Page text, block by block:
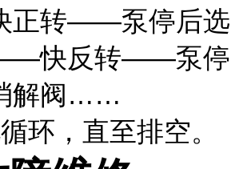
转——泵停后选
快反转——泵停
解阀……
环，直至排空。